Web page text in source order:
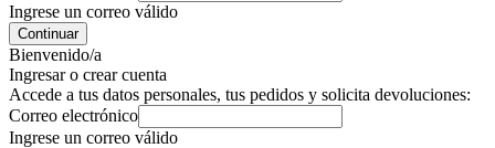
Ingrese un correo válido
Continuar
Bienvenido/a
Ingresar o crear cuenta
Accede a tus datos personales, tus pedidos y solicita devoluciones:
Correo electrónico
Ingrese un correo válido